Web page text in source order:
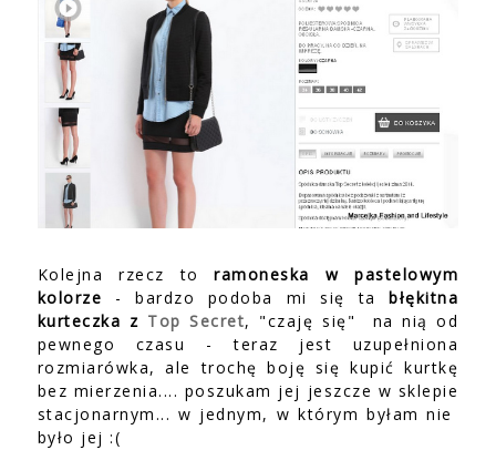
Kolejna rzecz to
ramoneska w pastelowym
kolorze - bardzo podoba mi się tabłękitna
kurteczka z Top Secret, "czaję się" na nią od
pewnego czasu - teraz jest uzupełniona
rozmiarówka, ale trochę boję się kupić kurtkę
bez mierzenia.... poszukam jej jeszcze w sklepie
stacjonarnym... w jednym, w którym byłam nie
było jej :(